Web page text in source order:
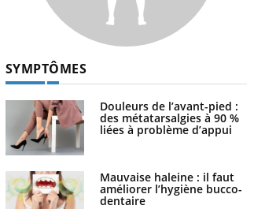
Régimes cétogènes : un risque de
cancer de l’intestin grêle
SYMPTÔMES
Douleurs de l’avant-pied :
des métatarsalgies à 90 %
liées à problème d’appui
Mauvaise haleine : il faut
améliorer l’hygiène bucco-
dentaire